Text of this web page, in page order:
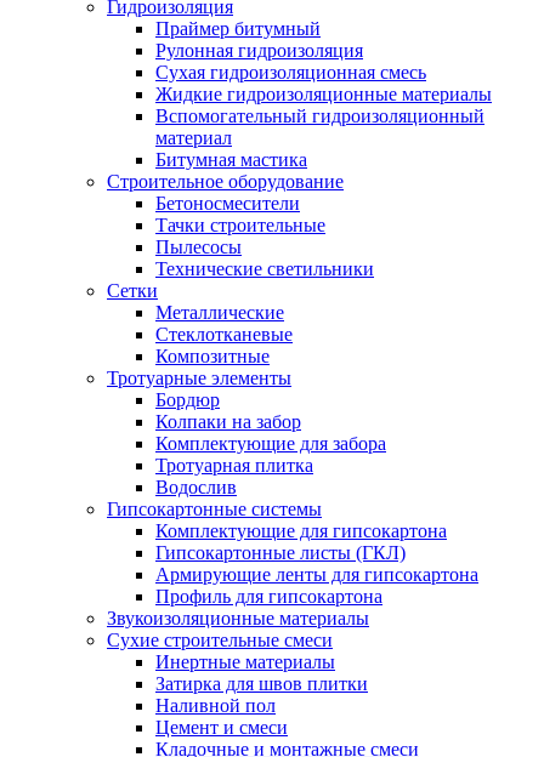
Гидроизоляция
Праймер битумный
Рулонная гидроизоляция
Сухая гидроизоляционная смесь
Жидкие гидроизоляционные материалы
Вспомогательный гидроизоляционный
материал
Битумная мастика
Строительное оборудование
Бетоносмесители
Тачки строительные
Пылесосы
Технические светильники
Сетки
Металлические
Стеклотканевые
Композитные
Тротуарные элементы
Бордюр
Колпаки на забор
Комплектующие для забора
Тротуарная плитка
Водослив
Гипсокартонные системы
Комплектующие для гипсокартона
Гипсокартонные листы (ГКЛ)
Армирующие ленты для гипсокартона
Профиль для гипсокартона
Звукоизоляционные материалы
Сухие строительные смеси
Инертные материалы
Затирка для швов плитки
Наливной пол
Цемент и смеси
Кладочные и монтажные смеси